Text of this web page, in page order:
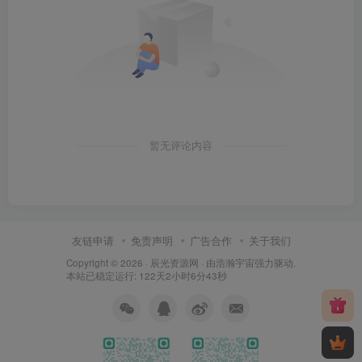
暂无评论内容
友链申请 免责声明 广告合作 关于我们
Copyright © 2026 · 辰光资源网 · 由浩瀚宇宙强力驱动.
本站已稳定运行: 122天2小时6分44秒